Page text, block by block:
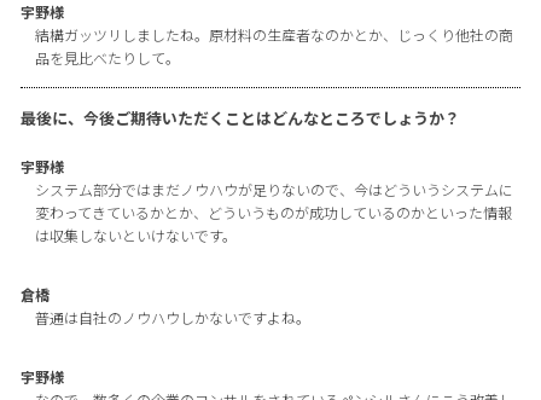
宇野様
結構ガッツリしましたね。原材料の生産者なのかとか、じっくり他社の商
品を見比べたりして。
最後に、今後ご期待いただくことはどんなところでしょうか？
宇野様
システム部分ではまだノウハウが足りないので、今はどういうシステムに
変わってきているかとか、どういうものが成功しているのかといった情報
は収集しないといけないです。
倉橋
普通は自社のノウハウしかないですよね。
宇野様